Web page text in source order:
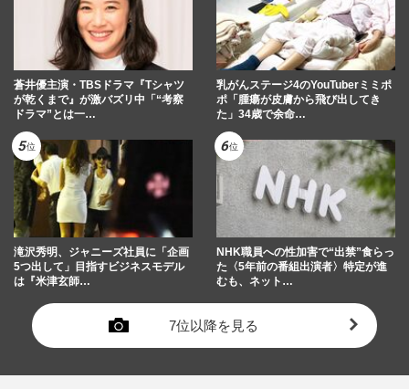
蒼井優主演・TBSドラマ『Tシャツ
が乾くまで』が激バズリ中「“考察
ドラマ”とは一…
乳がんステージ4のYouTuberミミポ
ポ「腫瘍が皮膚から飛び出してき
た」34歳で余命…
滝沢秀明、ジャニーズ社員に「企画
5つ出して」目指すビジネスモデル
は『米津玄師…
NHK職員への性加害で“出禁”食らっ
た〈5年前の番組出演者〉特定が進
むも、ネット…
7位以降を見る